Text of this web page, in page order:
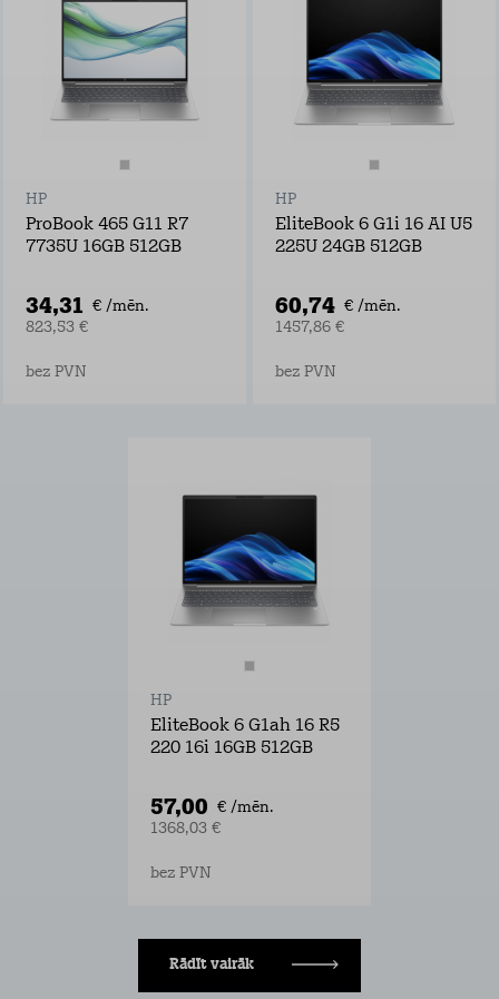
HP
ProBook 465 G11 R7
7735U 16GB 512GB
34,31 € /mēn.
823,53 €
bez PVN
HP
EliteBook 6 G1i 16 AI U5
225U 24GB 512GB
60,74 € /mēn.
1457,86 €
bez PVN
HP
EliteBook 6 G1ah 16 R5
220 16i 16GB 512GB
57,00 € /mēn.
1368,03 €
bez PVN
Rādīt vairāk